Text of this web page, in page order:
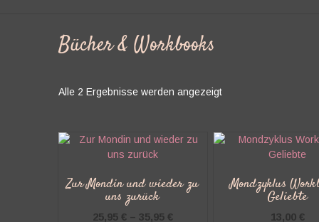
Bücher & Workbooks
Alle 2 Ergebnisse werden angezeigtNach
Zur Mondin und wieder zu
uns zurück
25,95 € – 35,95 €
Mondzyklus
Geliebte
13,00 €